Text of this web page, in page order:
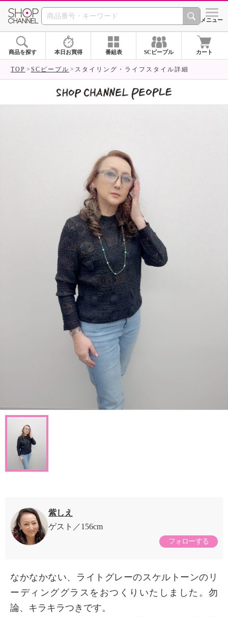
SHOP CHANNEL シメニュー
商品を探す 本日お買得 番組表 SCピープル カート
TOP SCピープル スタイリング・ライフスタイル詳細
紫しえ
ゲスト
156cm
フォローする
なかなかない、ライトグレーのスケルトーンのリ
ーディンググラスをおつくりいたしました。勿
論、キラキラつきです。